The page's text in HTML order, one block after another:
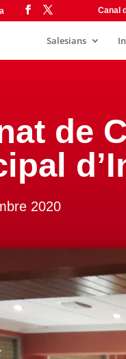
Canal
Salesians
de
2020